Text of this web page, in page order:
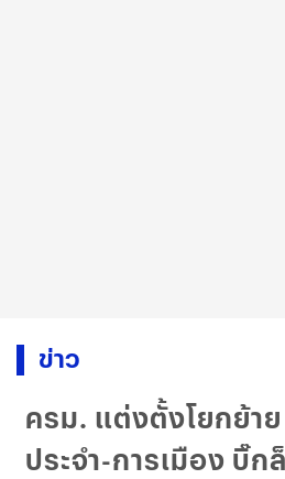
ข่าว
ครม. แต่งตั้งโยกย้า
ประจำ-การเมือง บิ๊ก